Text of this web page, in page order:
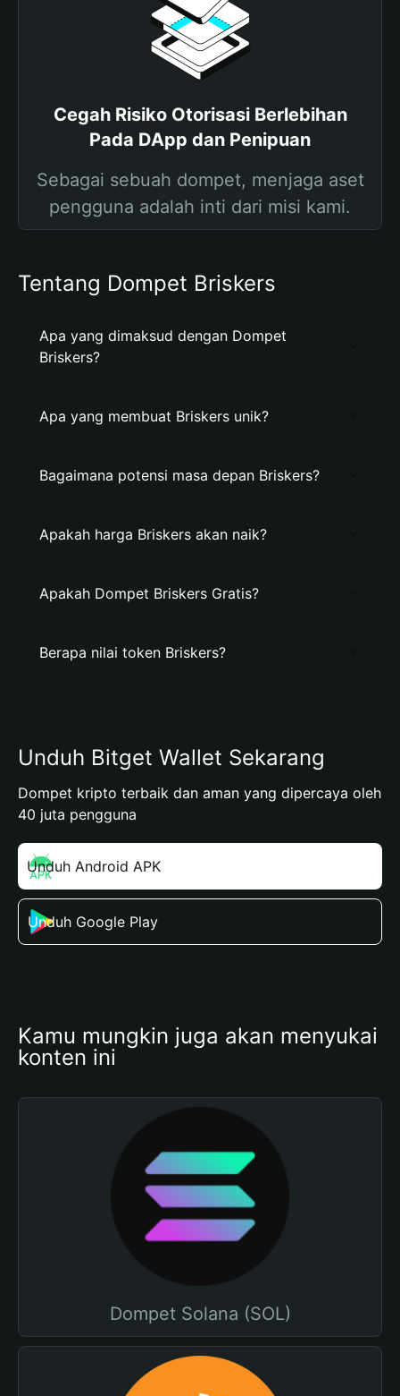
Cegah Risiko Otorisasi Berlebihan
Pada DApp dan Penipuan
Sebagai sebuah dompet, menjaga aset
pengguna adalah inti dari misi kami.
Tentang Dompet Briskers
Apa yang dimaksud dengan Dompet
Briskers?
Apa yang membuat Briskers unik?
Bagaimana potensi masa depan Briskers?
Apakah harga Briskers akan naik?
Apakah Dompet Briskers Gratis?
Berapa nilai token Briskers?
Unduh Bitget Wallet Sekarang
Dompet kripto terbaik dan aman yang dipercaya oleh
40 juta pengguna
Unduh Android APK
Unduh Google Play
Kamu mungkin juga akan menyukai
konten ini
Dompet Solana (SOL)